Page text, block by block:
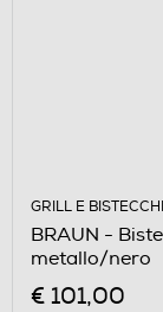
GRILL E
BRAUN -
metallo/nero
€ 101,00